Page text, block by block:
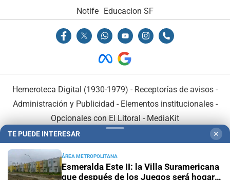
Notife Educacion SF
Hemeroteca Digital (1930-1979) - Receptorías de avisos -
Administración y Publicidad - Elementos institucionales-
Opcionales con El Litoral - MediaKit
TE PUEDE INTERESAR ✕
ÁREA METROPOLITANA
Esmeralda Este II: la Villa Suramericana
que después de los Juegos será hogar